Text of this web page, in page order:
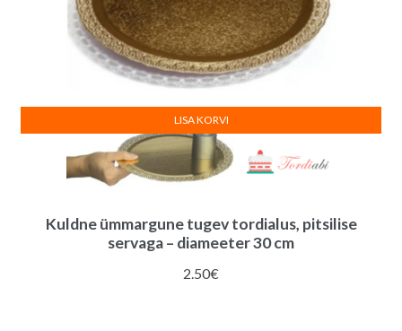
Kuldne ümmargune tugev tordialus, pitsilise
servaga – diameeter 30 cm
2.50€
LISA KORVI